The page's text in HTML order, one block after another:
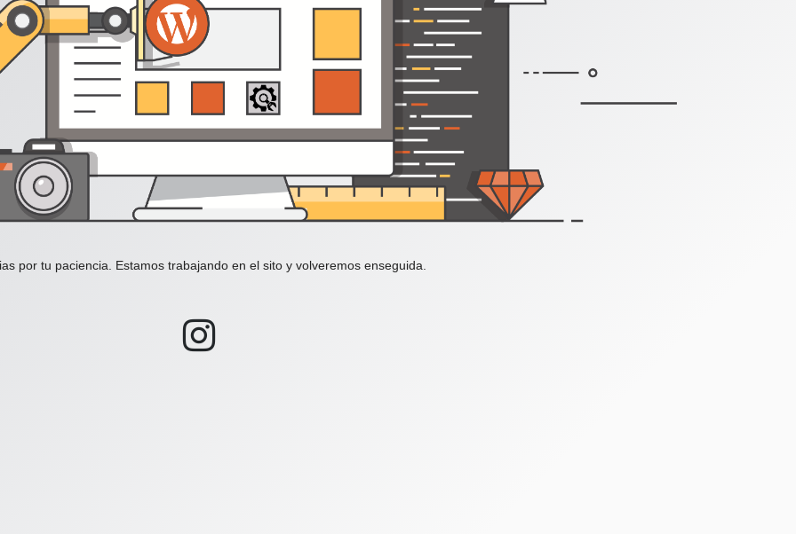
por tu paciencia. Estamos trabajando en el sito y volveremos enseguida.